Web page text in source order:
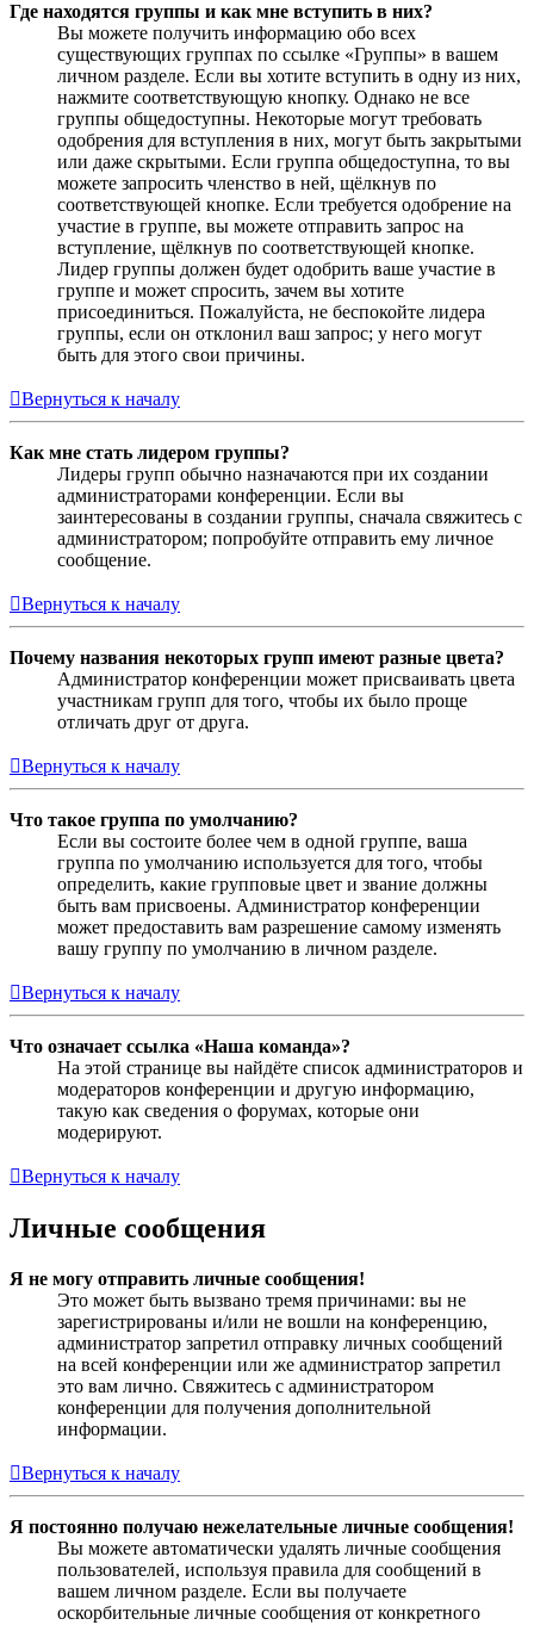
Где находятся группы и как мне вступить в них?
Вы можете получить информацию обо всех
существующих группах по ссылке «Группы» в вашем
личном разделе. Если вы хотите вступить в одну из них,
нажмите соответствующую кнопку. Однако не все
группы общедоступны. Некоторые могут требовать
одобрения для вступления в них, могут быть закрытыми
или даже скрытыми. Если группа общедоступна, то вы
можете запросить членство в ней, щёлкнув по
соответствующей кнопке. Если требуется одобрение на
участие в группе, вы можете отправить запрос на
вступление, щёлкнув по соответствующей кнопке.
Лидер группы должен будет одобрить ваше участие в
группе и может спросить, зачем вы хотите
присоединиться. Пожалуйста, не беспокойте лидера
группы, если он отклонил ваш запрос; у него могут
быть для этого свои причины.
Вернуться к началу
Как мне стать лидером группы?
Лидеры групп обычно назначаются при их создании
администраторами конференции. Если вы
заинтересованы в создании группы, сначала свяжитесь с
администратором; попробуйте отправить ему личное
сообщение.
Вернуться к началу
Почему названия некоторых групп имеют разные цвета?
Администратор конференции может присваивать цвета
участникам групп для того, чтобы их было проще
отличать друг от друга.
Вернуться к началу
Что такое группа по умолчанию?
Если вы состоите более чем в одной группе, ваша
группа по умолчанию используется для того, чтобы
определить, какие групповые цвет и звание должны
быть вам присвоены. Администратор конференции
может предоставить вам разрешение самому изменять
вашу группу по умолчанию в личном разделе.
Вернуться к началу
Что означает ссылка «Наша команда»?
На этой странице вы найдёте список администраторов и
модераторов конференции и другую информацию,
такую как сведения о форумах, которые они
модерируют.
Вернуться к началу
Личные сообщения
Я не могу отправить личные сообщения!
Это может быть вызвано тремя причинами: вы не
зарегистрированы и/или не вошли на конференцию,
администратор запретил отправку личных сообщений
на всей конференции или же администратор запретил
это вам лично. Свяжитесь с администратором
конференции для получения дополнительной
информации.
Вернуться к началу
Я постоянно получаю нежелательные личные сообщения!
Вы можете автоматически удалять личные сообщения
пользователей, используя правила для сообщений в
вашем личном разделе. Если вы получаете
оскорбительные личные сообщения от конкретного